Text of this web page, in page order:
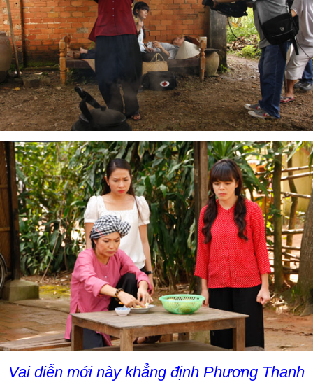
Vai diễn mới này khẳng định Phương Thanh